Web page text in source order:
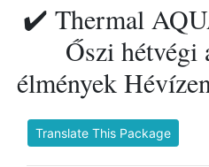
✔️ Thermal
Őszi
élmények
Translate This Package